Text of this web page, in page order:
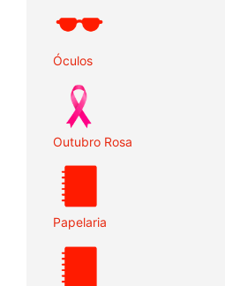
Óculos
Outubro Rosa
Papelaria